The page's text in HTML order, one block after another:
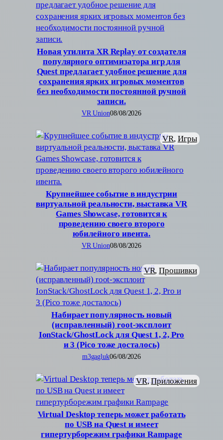
Новая утилита XR Replay от создателя
популярного оптимизатора игр для
Quest предлагает удобное решение для
сохранения ярких игровых моментов
без необходимости постоянной ручной
записи.
VR Union08/08/2026
Крупнейшее событие в индустрии
виртуальной реальности, выставка VR
Games Showcase, готовится к
проведению своего второго
юбилейного ивента.
VR, Игры
VR Union08/08/2026
Набирает популярность новый
(исправленный) root-эксплоит
IonStack/GhostLock для Quest 1, 2, Pro
и 3 (Pico тоже досталось)
VR, Прошивки
m3gagluk06/08/2026
Virtual Desktop теперь может работать
по USB на Quest и имеет
гипертурборежим графики Rampage
VR, Приложения